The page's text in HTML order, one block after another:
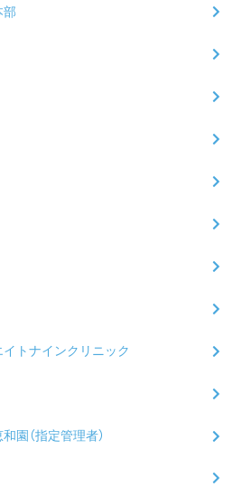
部
トナインクリニック
園（指定管理者）